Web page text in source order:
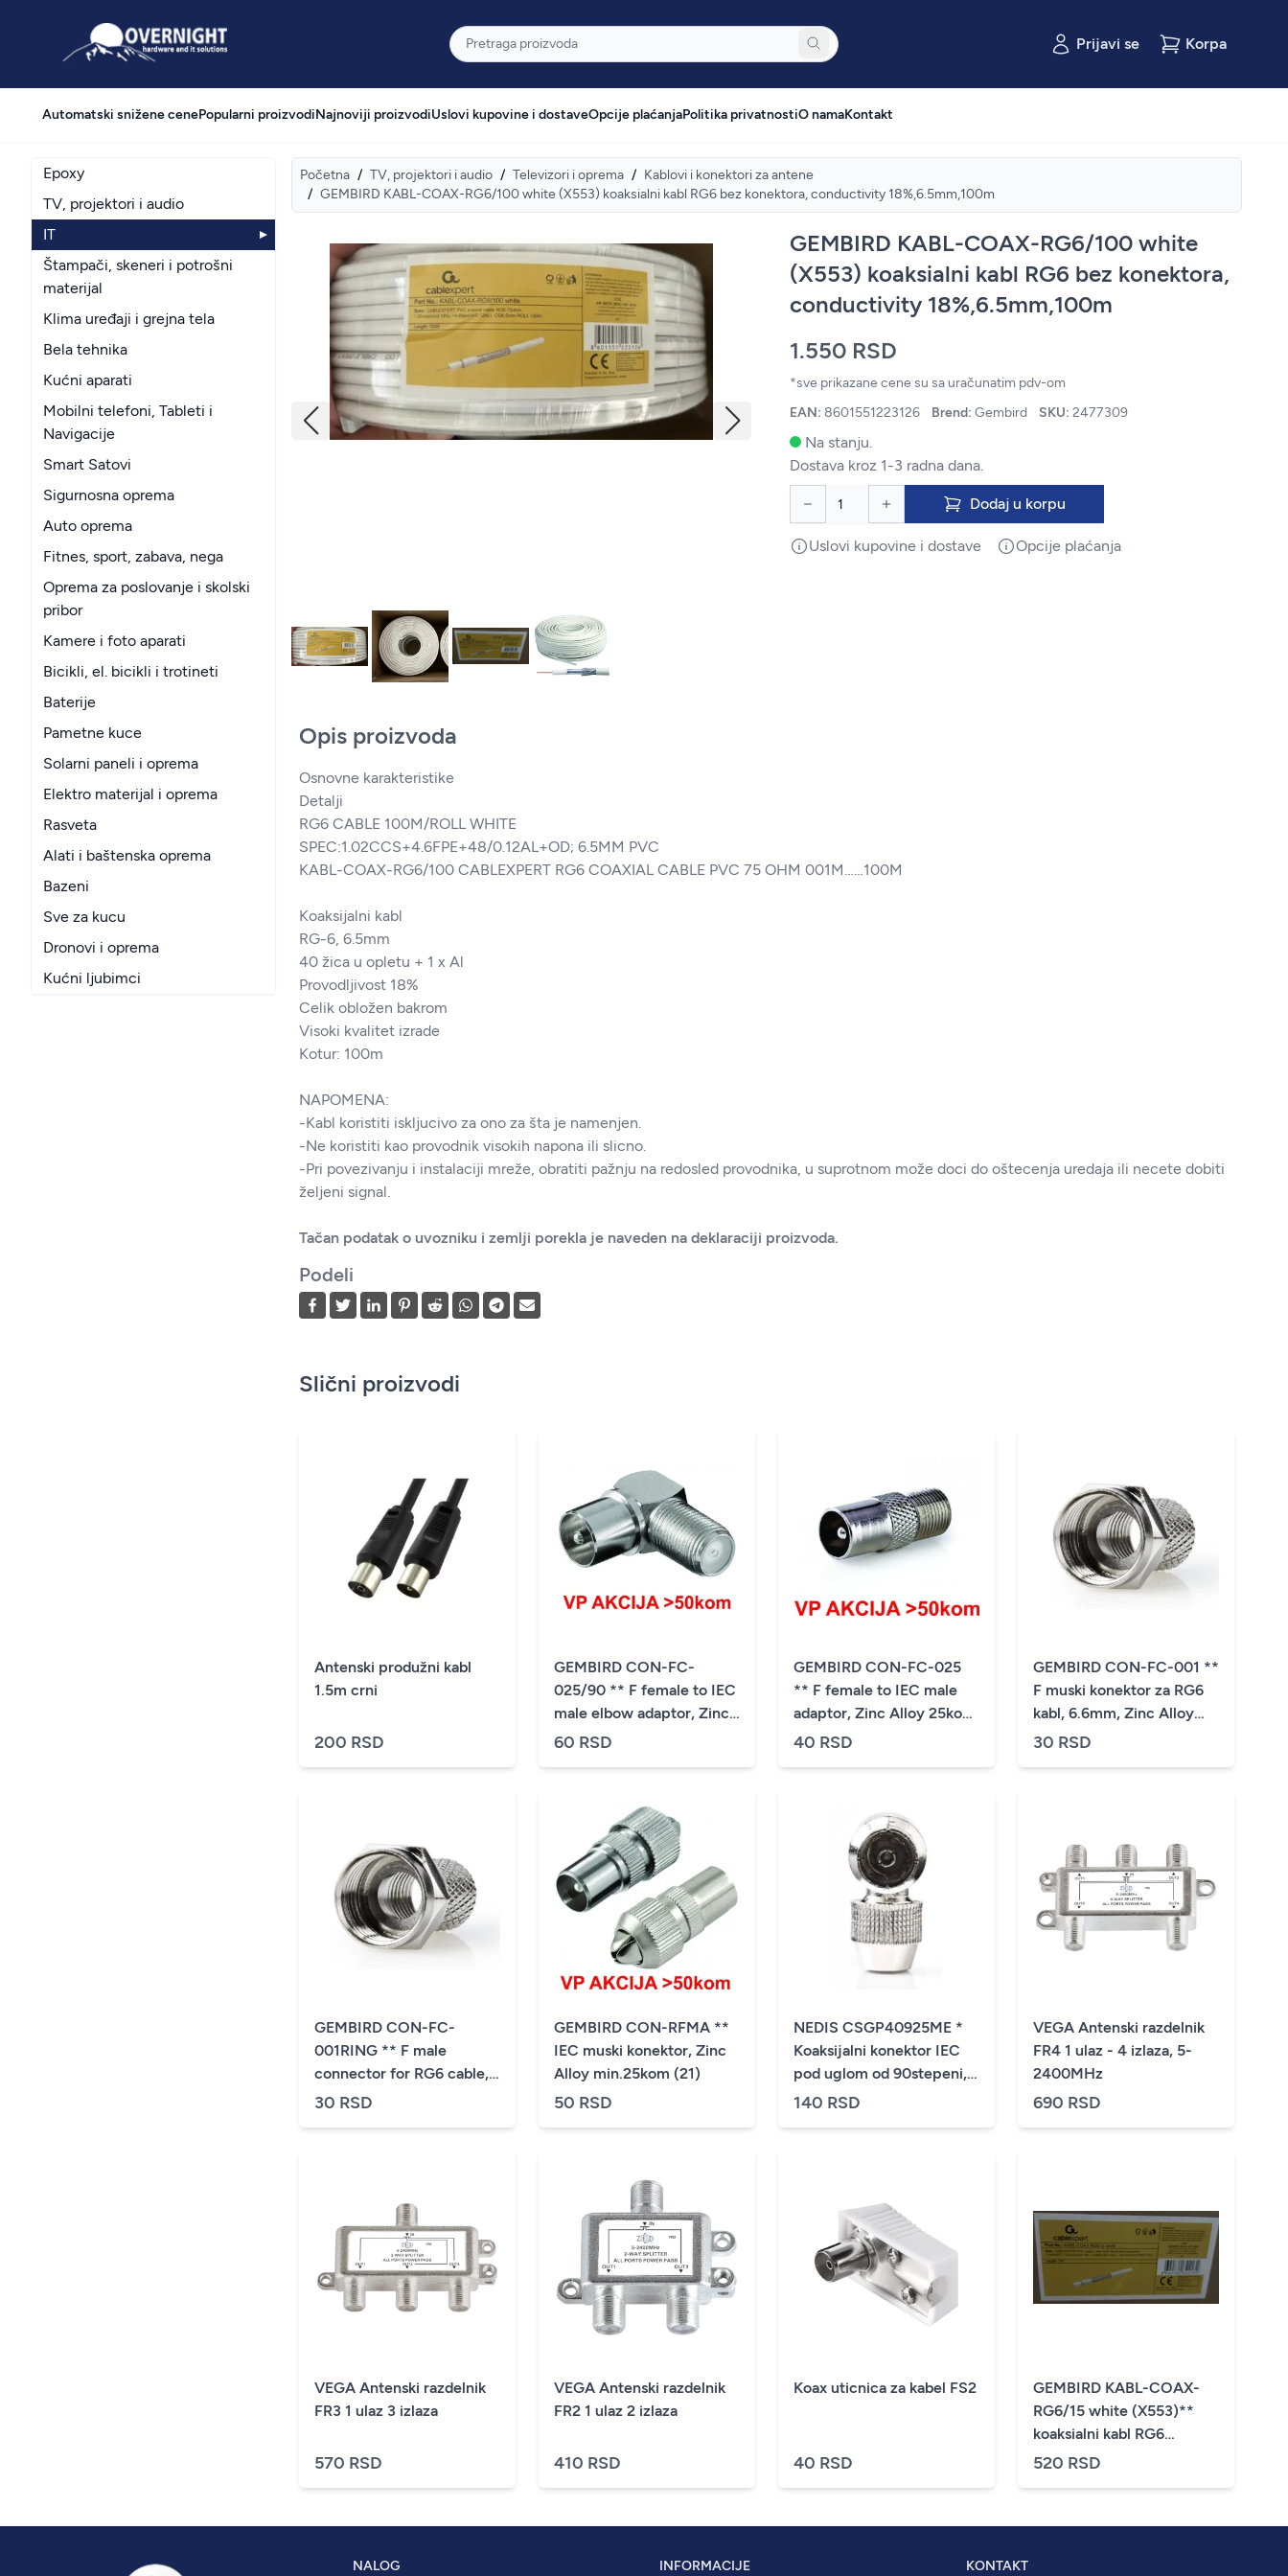
Overnight Pretraga
Prijavi se Korpa
Automatski snižene cenePopularni proizvodiNajnoviji proizvodiUslovi kupovine i dostaveOpcije plaćanjaPolitika privatnostiO namaKontakt
Epoxy
TV, projektori i audio
IT
Štampači, skeneri i potrošni
materijal
Klima uređaji i grejna tela
Bela tehnika
Kućni aparati
Mobilni telefoni, Tableti i
Navigacije
Smart Satovi
Sigurnosna oprema
Auto oprema
Fitnes, sport, zabava, nega
Oprema za poslovanje i skolski
pribor
Kamere i foto aparati
Bicikli, el. bicikli i trotineti
Baterije
Pametne kuce
Solarni paneli i oprema
Elektro materijal i oprema
Rasveta
Alati i baštenska oprema
Bazeni
Sve za kucu
Dronovi i oprema
Kućni ljubimci
Početna / TV, projektori i audio / Televizori i oprema / Kablovi i konektori za antene
/ GEMBIRD KABL-COAX-RG6/100 white (X553) koaksialni kabl RG6 bez konektora, conductivity 18%,6.5mm,100m
GEMBIRD KABL-COAX-RG6/100 white
(X553) koaksialni kabl RG6 bez konektora,
conductivity 18%,6.5mm,100m
1.550 RSD
*sve prikazane cene su sa uračunatim pdv-om
EAN: 8601551223126 Brend: Gembird SKU: 2477309
Na stanju.
Dostava kroz 1-3 radna dana.
Dodaj u korpu
Uslovi kupovine i dostave Opcije plaćanja
Opis proizvoda
Osnovne karakteristike
Detalji
RG6 CABLE 100M/ROLL WHITE
SPEC:1.02CCS+4.6FPE+48/0.12AL+OD; 6.5MM PVC
KABL-COAX-RG6/100 CABLEXPERT RG6 COAXIAL CABLE PVC 75 OHM 001M……100M
Koaksijalni kabl
RG-6, 6.5mm
40 žica u opletu + 1 x Al
Provodljivost 18%
Celik obložen bakrom
Visoki kvalitet izrade
Kotur: 100m
NAPOMENA:
-Kabl koristiti iskljucivo za ono za šta je namenjen.
-Ne koristiti kao provodnik visokih napona ili slicno.
-Pri povezivanju i instalaciji mreže, obratiti pažnju na redosled provodnika, u suprotnom može doci do oštecenja uredaja ili necete dobiti
željeni signal.
Tačan podatak o uvozniku i zemlji porekla je naveden na deklaraciji proizvoda.
Podeli
Slični proizvodi
Antenski produžni kabl
1.5m crni
200 RSD
GEMBIRD CON-FC-
025/90 ** F female to IEC
male elbow adaptor, Zinc
Alloy min.25 pakovanje
60 RSD
GEMBIRD CON-FC-025
** F female to IEC male
adaptor, Zinc Alloy 25kom
pakovanje (16)
40 RSD
GEMBIRD CON-FC-001 **
F muski konektor za RG6
kabl, 6.6mm, Zinc Alloy
min.25kom (10,4)
30 RSD
GEMBIRD CON-FC-
001RING ** F male
connector for RG6 cable,
6.6mm, Zinc,with water
30 RSD
GEMBIRD CON-RFMA **
IEC muski konektor, Zinc
Alloy min.25kom (21)
50 RSD
NEDIS CSGP40925ME *
Koaksijalni konektor IEC
pod uglom od 90stepeni,
7mm, metal 1kom (63)
140 RSD
VEGA Antenski razdelnik
FR4 1 ulaz - 4 izlaza, 5-
2400MHz
690 RSD
VEGA Antenski razdelnik
FR3 1 ulaz 3 izlaza
570 RSD
VEGA Antenski razdelnik
FR2 1 ulaz 2 izlaza
410 RSD
Koax uticnica za kabel FS2
40 RSD
GEMBIRD KABL-COAX-
RG6/15 white (X553)**
koaksialni kabl RG6
konektor F-male/IEC,
520 RSD
NALOG INFORMACIJE KONTAKT